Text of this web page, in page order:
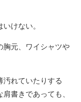
けない。
胸元、ワイシャツや
汚れていたりする
書きであっても、